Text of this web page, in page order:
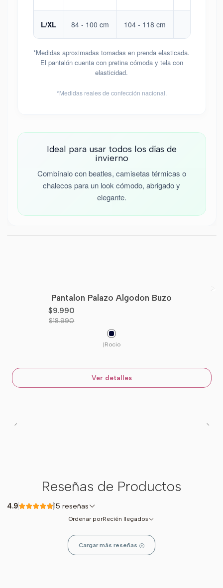
L/XL 84 - 100 cm 104 - 118 cm
*Medidas aproximadas tomadas en prenda elasticada.
El pantalón cuenta con pretina cómoda y tela con
elasticidad.
*Medidas reales de confección nacional.
Ideal para usar todos los días de
invierno
Combínalo con beatles, camisetas térmicas o
chalecos para un look cómodo, abrigado y
elegante.
Pantalon Palazo Algodon Buzo
$9.990
$18.990
|Rocio
Ver detalles
Reseñas de Productos
4.9 15 reseñas
Ordenar porRecién llegados
Cargar más reseñas